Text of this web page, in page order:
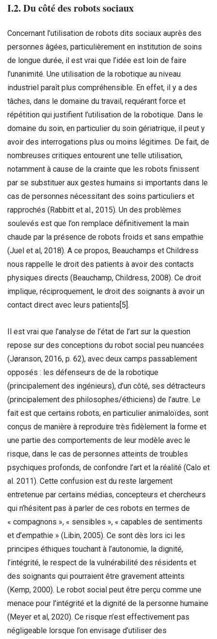
I.2. Du côté des robots sociaux
Concernant l’utilisation de robots dits sociaux auprès des
personnes âgées, particulièrement en institution de soins
de longue durée, il est vrai que l’idée est loin de faire
l’unanimité. Une utilisation de la robotique au niveau
industriel paraît plus compréhensible. En effet, il y a des
tâches, dans le domaine du travail, requérant force et
répétition qui justifient l’utilisation de la robotique. Dans le
domaine du soin, en particulier du soin gériatrique, il peut y
avoir des interrogations plus ou moins légitimes. De fait, de
nombreuses critiques entourent une telle utilisation,
notamment à cause de la crainte que les robots finissent
par se substituer aux gestes humains si importants dans le
cas de personnes nécessitant des soins particuliers et
rapprochés (Rabbitt et al., 2015). Un des problèmes
soulevés est que l’on remplace définitivement la main
chaude par la présence de robots froids et sans empathie
(Juel et al, 2018). A ce propos, Beauchamps et Childress
nous rappelle le droit des patients à avoir des contacts
physiques directs (Beauchamp, Childress, 2008). Ce droit
implique, réciproquement, le droit des soignants à avoir un
contact direct avec leurs patients [5] .
Il est vrai que l’analyse de l’état de l’art sur la question
repose sur des conceptions du robot social peu nuancées
(Jøranson, 2016, p. 62), avec deux camps passablement
opposés : les défenseurs de de la robotique
(principalement des ingénieurs), d’un côté, ses détracteurs
(principalement des philosophes/éthiciens) de l’autre. Le
fait est que certains robots, en particulier animaloïdes, sont
conçus de manière à reproduire très fidèlement la forme et
une partie des comportements de leur modèle avec le
risque, dans le cas de personnes atteints de troubles
psychiques profonds, de confondre l’art et la réalité (Calo et
al. 2011). Cette confusion est du reste largement
entretenue par certains médias, concepteurs et chercheurs
qui n’hésitent pas à parler de ces robots en termes de
« compagnons », « sensibles », « capables de sentiments
et d’empathie » (Libin, 2005). Ce sont dès lors ici les
principes éthiques touchant à l’autonomie, la dignité,
l’intégrité, le respect de la vulnérabilité des résidents et
des soignants qui pourraient être gravement atteints
(Kemp, 2000). Le robot social peut être perçu comme une
menace pour l’intégrité et la dignité de la personne humaine
(Meyer et al, 2020). Ce risque n’est effectivement pas
négligeable lorsque l’on envisage d’utiliser des